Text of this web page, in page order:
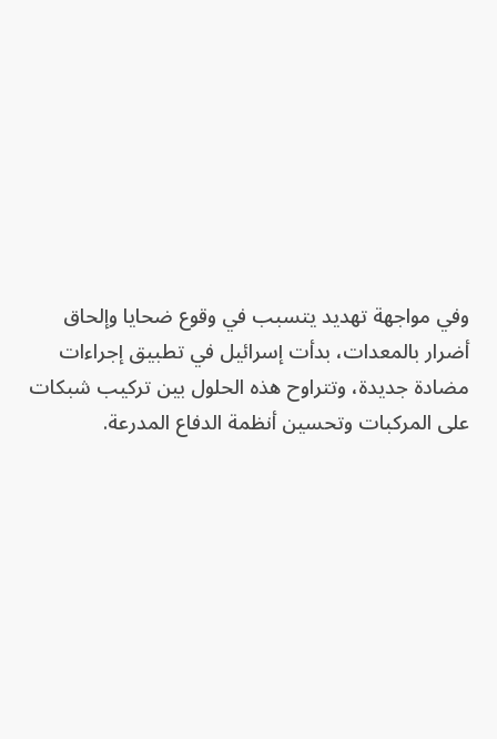
وفي مواجهة تهديد يتسبب في وقوع ضحايا وإلحاق
أضرار بالمعدات، بدأت إسرائيل في تطبيق إجراءات
مضادة جديدة، وتتراوح هذه الحلول بين تركيب شبكات
على المركبات وتحسين أنظمة الدفاع المدرعة.